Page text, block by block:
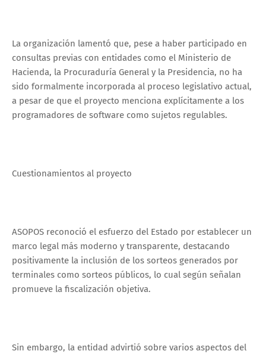
La organización lamentó que, pese a haber participado en
consultas previas con entidades como el Ministerio de
Hacienda, la Procuraduría General y la Presidencia, no ha
sido formalmente incorporada al proceso legislativo actual,
a pesar de que el proyecto menciona explícitamente a los
programadores de software como sujetos regulables.
Cuestionamientos al proyecto
ASOPOS reconoció el esfuerzo del Estado por establecer un
marco legal más moderno y transparente, destacando
positivamente la inclusión de los sorteos generados por
terminales como sorteos públicos, lo cual según señalan
promueve la fiscalización objetiva.
Sin embargo, la entidad advirtió sobre varios aspectos del